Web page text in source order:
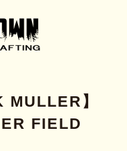
MULLER】
FIELD